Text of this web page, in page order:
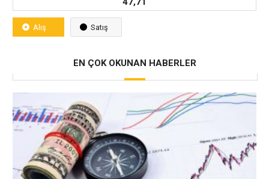
Alış Satış
EN ÇOK OKUNAN HABERLER